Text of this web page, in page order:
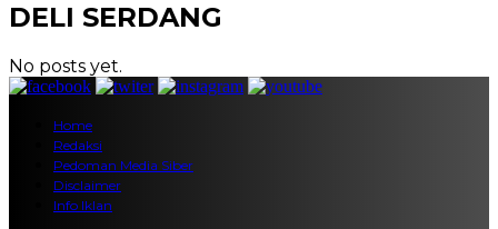
DELI SERDANG
No posts yet.
Home
Redaksi
Pedoman Media Siber
Disclaimer
Info Iklan